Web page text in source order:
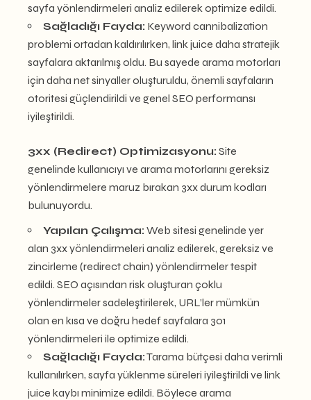
sayfa yönlendirmeleri analiz edilerek optimize edildi.
Sağladığı Fayda: Keyword cannibalization
problemi ortadan kaldırılırken, link juice daha stratejik
sayfalara aktarılmış oldu. Bu sayede arama motorları
için daha net sinyaller oluşturuldu, önemli sayfaların
otoritesi güçlendirildi ve genel SEO performansı
iyileştirildi.
3xx (Redirect) Optimizasyonu: Site
genelinde kullanıcıyı ve arama motorlarını gereksiz
yönlendirmelere maruz bırakan 3xx durum kodları
bulunuyordu.
Yapılan Çalışma: Web sitesi genelinde yer
alan 3xx yönlendirmeleri analiz edilerek, gereksiz ve
zincirleme (redirect chain) yönlendirmeler tespit
edildi. SEO açısından risk oluşturan çoklu
yönlendirmeler sadeleştirilerek, URL’ler mümkün
olan en kısa ve doğru hedef sayfalara 301
yönlendirmeleri ile optimize edildi.
Sağladığı Fayda:Tarama bütçesi daha verimli
kullanılırken, sayfa yüklenme süreleri iyileştirildi ve link
juice kaybı minimize edildi. Böylece arama